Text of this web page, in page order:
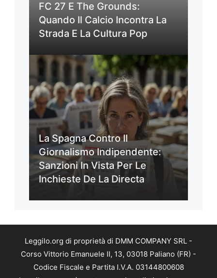
FC 27 E The Grounds:
Quando Il Calcio Incontra La
Strada E La Cultura Pop
La Spagna Contro Il
Giornalismo Indipendente:
Sanzioni In Vista Per Le
Inchieste De La Directa
Leggilo.org di proprietà di DMM COMPANY SRL -
Corso Vittorio Emanuele II, 13, 03018 Paliano (FR) -
Codice Fiscale e Partita I.V.A. 03144800608